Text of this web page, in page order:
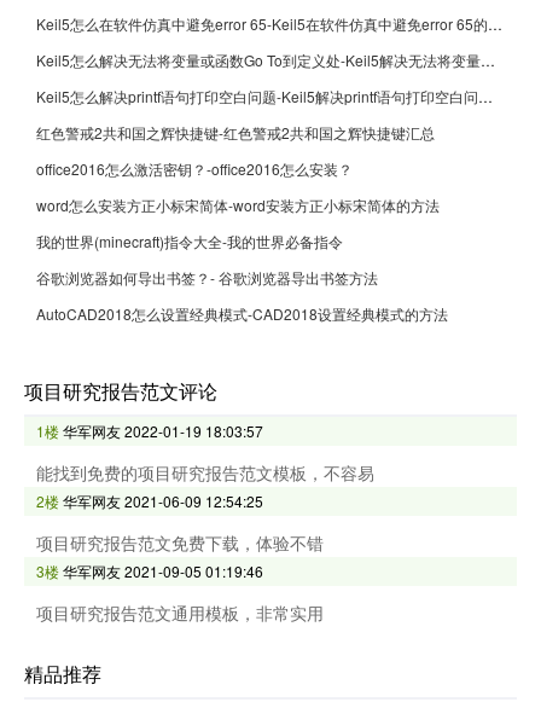
Keil5怎么在软件仿真中避免error 65-Keil5在软件仿真中避免error 65的方法
Keil5怎么解决无法将变量或函数Go To到定义处-Keil5解决无法将变量或函数Go To到定义处的方法
Keil5怎么解决printf语句打印空白问题-Keil5解决printf语句打印空白问题的方法
红色警戒2共和国之辉快捷键-红色警戒2共和国之辉快捷键汇总
office2016怎么激活密钥？-office2016怎么安装？
word怎么安装方正小标宋简体-word安装方正小标宋简体的方法
我的世界(minecraft)指令大全-我的世界必备指令
谷歌浏览器如何导出书签？- 谷歌浏览器导出书签方法
AutoCAD2018怎么设置经典模式-CAD2018设置经典模式的方法
项目研究报告范文评论
1楼华军网友2022-01-19 18:03:57
能找到免费的项目研究报告范文模板，不容易
2楼华军网友2021-06-09 12:54:25
项目研究报告范文免费下载，体验不错
3楼华军网友2021-09-05 01:19:46
项目研究报告范文通用模板，非常实用
精品推荐